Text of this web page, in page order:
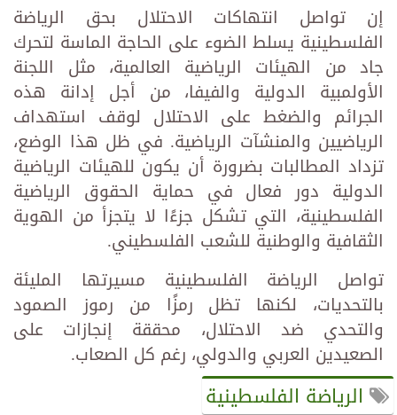
إن تواصل انتهاكات الاحتلال بحق الرياضة
الفلسطينية يسلط الضوء على الحاجة الماسة لتحرك
جاد من الهيئات الرياضية العالمية، مثل اللجنة
الأولمبية الدولية والفيفا، من أجل إدانة هذه
الجرائم والضغط على الاحتلال لوقف استهداف
الرياضيين والمنشآت الرياضية. في ظل هذا الوضع،
تزداد المطالبات بضرورة أن يكون للهيئات الرياضية
الدولية دور فعال في حماية الحقوق الرياضية
الفلسطينية، التي تشكل جزءًا لا يتجزأ من الهوية
الثقافية والوطنية للشعب الفلسطيني.
تواصل الرياضة الفلسطينية مسيرتها المليئة
بالتحديات، لكنها تظل رمزًا من رموز الصمود
والتحدي ضد الاحتلال، محققة إنجازات على
الصعيدين العربي والدولي، رغم كل الصعاب.
الرياضة الفلسطينية